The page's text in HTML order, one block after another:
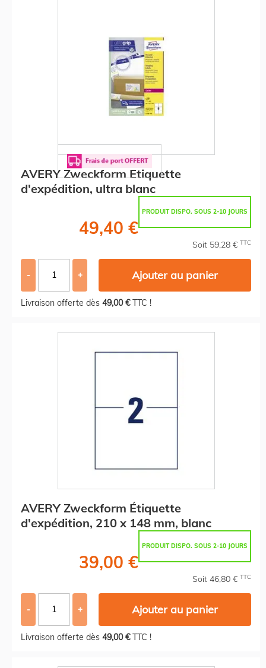
AVERY Zweckform Etiquette
d'expédition, ultra blanc
PRODUIT DISPO. SOUS 2-10 JOURS
49,40 €
Soit 59,28 € TTC
- + Ajouter au panier
Livraison offerte dès 49,00 €TTC !
AVERY Zweckform Étiquette
d'expédition, 210 x 148 mm, blanc
PRODUIT DISPO. SOUS 2-10 JOURS
39,00 €
Soit 46,80 € TTC
- + Ajouter au panier
Livraison offerte dès 49,00 €TTC !